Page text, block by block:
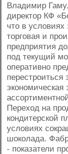
Владимир
директор КФ
что в условиях
торговая и
предприятия
под текущий
оперативно
перестроиться
Переход на
кондитерской
условиях
шоколада.
- показатели